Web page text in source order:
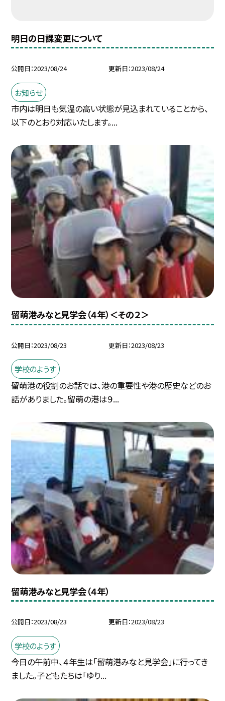
明日の日課変更について
公開日 2023/08/24 更新日 2023/08/24
お知らせ
市内は明日も気温の高い状態が見込まれていることから、
以下のとおり対応いたします。...
留萌港みなと見学会（４年）＜その２＞
公開日 2023/08/23 更新日 2023/08/23
学校のようす
留萌港の役割のお話では、港の重要性や港の歴史などのお
話がありました。留萌の港は９...
留萌港みなと見学会（４年）
公開日 2023/08/23 更新日 2023/08/23
学校のようす
今日の午前中、４年生は「留萌港みなと見学会」に行ってき
ました。子どもたちは「ゆり...